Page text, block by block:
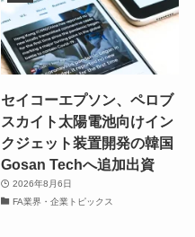
セイコーエプソン、ペロブ
スカイト太陽電池向けイン
クジェット装置開発の韓国
Gosan Techへ追加出資
2026年8月6日
FA業界・企業トピックス